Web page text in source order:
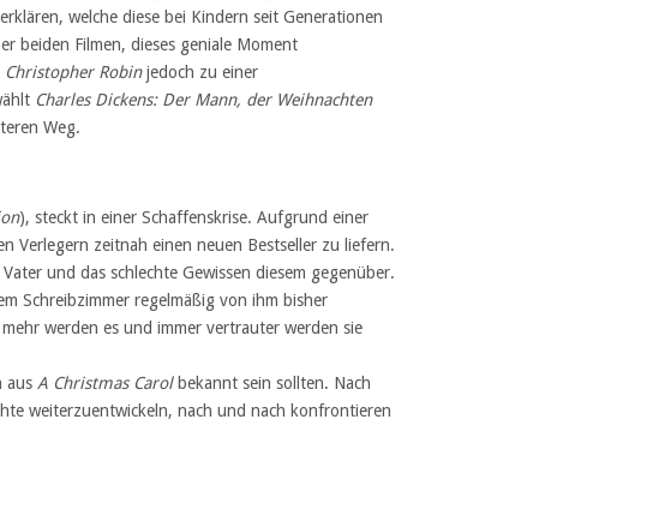
welche diese bei Kindern seit Generationen
beiden Filmen, dieses geniale Moment
Christopher Robinjedoch zu einer
Charles Dickens: Der Mann, der Weihnachten
Weg.
), steckt in einer Schaffenskrise. Aufgrund einer
Verlegern zeitnah einen neuen Bestseller zu liefern.
und das schlechte Gewissen diesem gegenüber.
Schreibzimmer regelmäßig von ihm bisher
werden es und immer vertrauter werden sie
aus A Christmas Carolbekannt sein sollten. Nach
weiterzuentwickeln, nach und nach konfrontieren